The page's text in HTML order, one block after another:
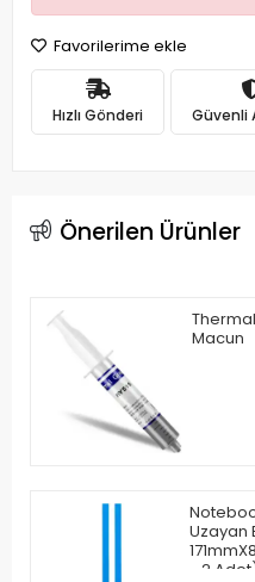
Favorilerime ekle
Hızlı Gönderi Güvenli
Önerilen Ürünler
Macun
Uzayan
- 2